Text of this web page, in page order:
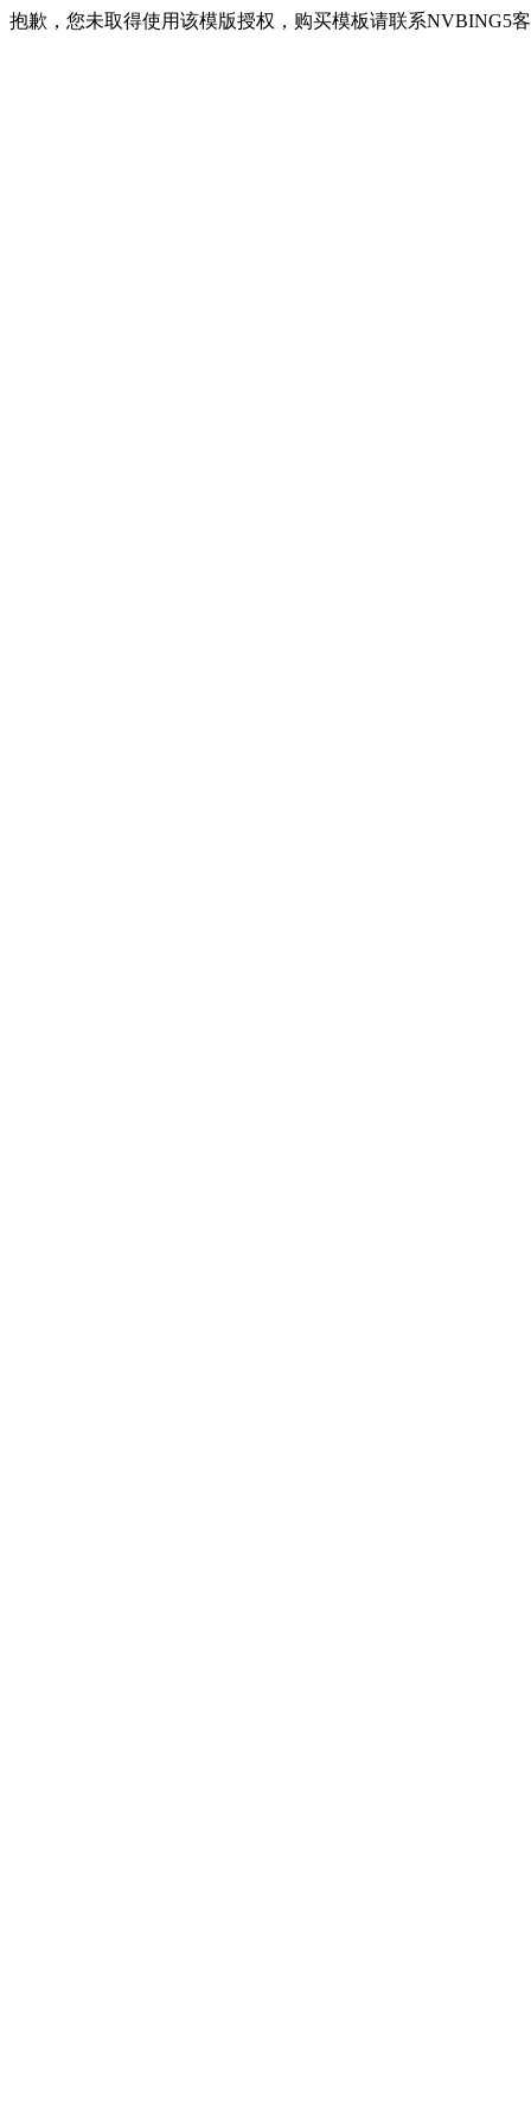
抱歉，您未取得使用该模版授权，购买模板请联系NVBING5客